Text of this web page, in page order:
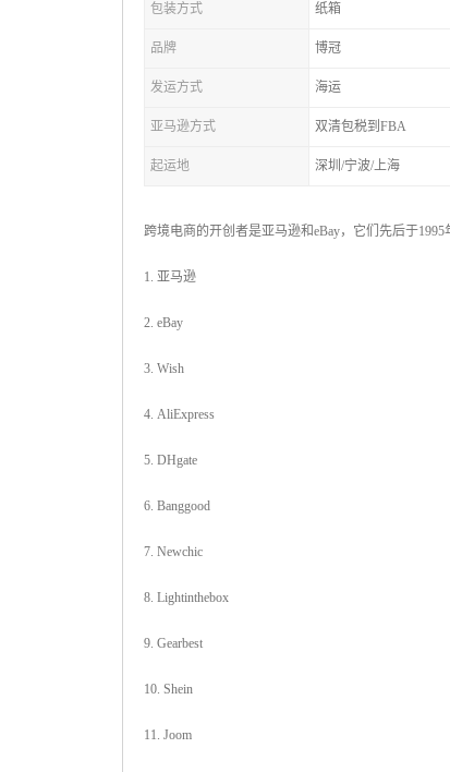
包装方式 纸箱
品牌 博冠
发运方式 海运
亚马逊方式 双清包税到FBA
起运地 深圳/宁波/上海
跨境电商的开创者是亚马逊和eBay，它们先后于
1. 亚马逊
2. eBay
3. Wish
4. AliExpress
5. DHgate
6. Banggood
7. Newchic
8. Lightinthebox
9. Gearbest
10. Shein
11. Joom